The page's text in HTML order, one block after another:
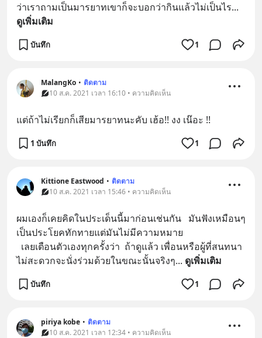
ว่าเราถามเป็นมารยาทเขาก็จะบอกว่ากินแล้วไม่เป็นไร...
ดูเพิ่มเติม
บันทึก 1
MalangKo • ติดตาม
10 ส.ค. 2021 เวลา 16:10 • ความคิดเห็น
แต่ถ้าไม่เรียกก็เสียมารยาทนะคับ เฮ้อ!! งง เน๊อะ !!
1 บันทึก 1
Kittione Eastwood • ติดตาม
10 ส.ค. 2021 เวลา 15:46 • ความคิดเห็น
ผมเองก็เคยคิดในประเด็นนี้มาก่อนเช่นกัน   มันฟังเหมือนๆ
เป็นประโยคทักทายแต่มันไม่มีความหมาย
ไม่สะดวกจะนั่งร่วมด้วยในขณะนั้นจริงๆ... ดูเพิ่มเติม
บันทึก 1
piriya kobe • ติดตาม
10 ส.ค. 2021 เวลา 12:34 • ความคิดเห็น